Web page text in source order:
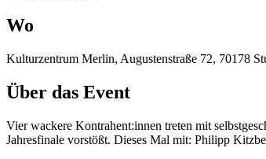
Wo
Kulturzentrum Merlin, Augustenstraße 72, 70178
Über das Event
Vier wackere Kontrahent:innen treten mit
Jahresfinale vorstößt. Dieses Mal mit: Philipp